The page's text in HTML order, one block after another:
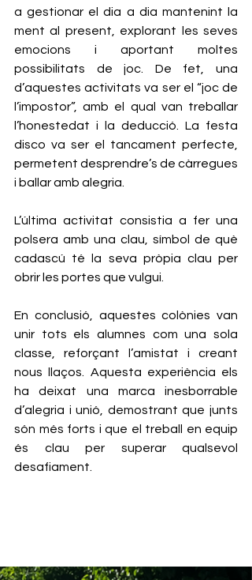
a gestionar el dia a dia mantenint la
ment al present, explorant les seves
emocions i aportant moltes
possibilitats de joc. De fet, una
d’aquestes activitats va ser el “joc de
l’impostor”, amb el qual van treballar
l’honestedat i la deducció. La festa
disco va ser el tancament perfecte,
permetent desprendre’s de càrregues
i ballar amb alegria.
L’última activitat consistia a fer una
polsera amb una clau, símbol de què
cadascú té la seva pròpia clau per
obrir les portes que vulgui.
En conclusió, aquestes colònies van
unir tots els alumnes com una sola
classe, reforçant l’amistat i creant
nous llaços. Aquesta experiència els
ha deixat una marca inesborrable
d’alegria i unió, demostrant que junts
són més forts i que el treball en equip
és clau per superar qualsevol
desafiament.